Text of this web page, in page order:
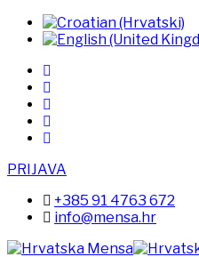
PRIJAVA
+385 91 4763 672
info@mensa.hr